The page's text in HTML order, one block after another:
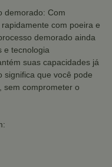
demorado: Com
com poeira e
demorado ainda
e tecnologia
suas capacidades já
significa que você pode
sem comprometer o